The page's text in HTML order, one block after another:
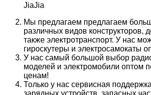
JiaJia
Мы предлагаем предлагаем
различных видов конструкторов,
также электротранспорт. У нас
гироскутеры и электросамокаты
У нас самый большой выбор
моделей и электромобили оптом
ценам!
Только у нас сервисная
зарядных устройств, запасных